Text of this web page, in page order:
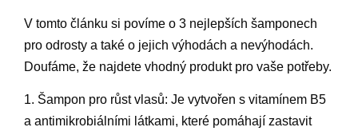
V tomto článku si povíme o 3 nejlepších šamponech
pro odrosty a také o jejich výhodách a nevýhodách.
Doufáme, že najdete vhodný produkt pro vaše potřeby.
1. Šampon pro růst vlasů: Je vytvořen s vitamínem B5
a antimikrobiálními látkami, které pomáhají zastavit